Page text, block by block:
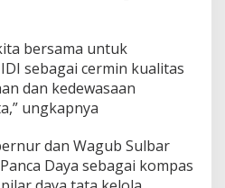
bersama untuk
sebagai cermin kualitas
dan kedewasaan
ungkapnya
dan Wagub Sulbar
Daya sebagai kompas